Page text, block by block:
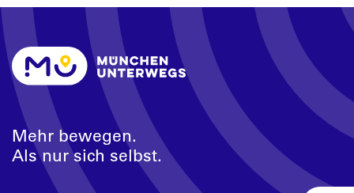
Mehr bewegen.
Als nur sich selbst.